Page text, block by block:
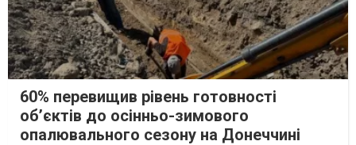
60% перевищив рівень готовності
об’єктів до осінньо-зимового
опалювального сезону на Донеччині